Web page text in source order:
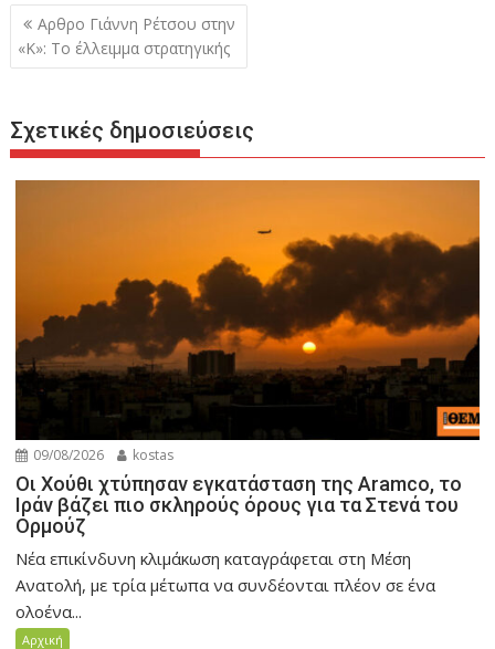
Πλοήγηση
άρθρων
Αρθρο Γιάννη Ρέτσου στην
«Κ»: Το έλλειμμα στρατηγικής
Σχετικές δημοσιεύσεις
09/08/2026 kostas
Οι Χούθι χτύπησαν εγκατάσταση της Aramco, το
Ιράν βάζει πιο σκληρούς όρους για τα Στενά του
Ορμούζ
Νέα επικίνδυνη κλιμάκωση καταγράφεται στη Μέση
Ανατολή, με τρία μέτωπα να συνδέονται πλέον σε ένα
ολοένα...
Αρχική